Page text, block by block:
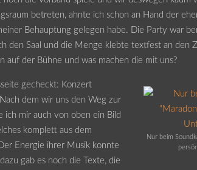
betreten, ahnte ich schon an Hand der
Behauptung gelegen habe. Die Party war
den Saal und die Menge klebte textfest an den
auf der Bühne und was machen die mit uns?
Nur beim
gecheckt: Konzert
dem wir uns den Weg zur
ich mir auch von oben ein Bild
komplett aus dem
Energie ihrer Musik konnte
gab es noch die Texte, die